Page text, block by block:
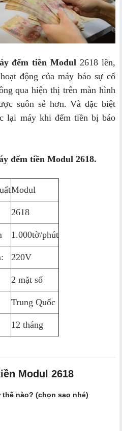
đếm tiền Modul 2618 lên,
động của máy báo sự cố
qua hiện thị trên màn hình
suôn sẻ hơn. Và đặc biệt
lại máy khi đếm tiền bị báo
đếm tiền Modul 2618.
Modul
2618
1.000tờ/phút
220V
2 mặt số
Trung Quốc
12 tháng
Modul 2618
nào? (chọn sao nhé)